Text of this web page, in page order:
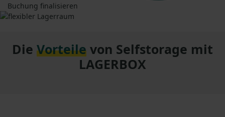
Buchung finalisieren
Die Vorteile von Selfstorage mit
LAGERBOX